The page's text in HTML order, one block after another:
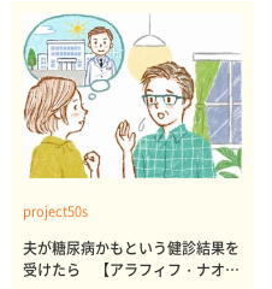
project50s
夫が糖尿病かもという健診結果を
受けたら 【アラフィフ・ナオコ